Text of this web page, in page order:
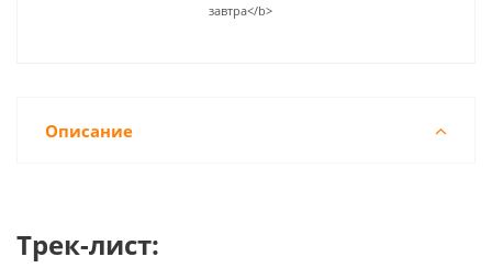
завтра</b>
Описание
Трек-лист: